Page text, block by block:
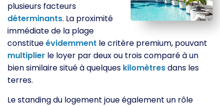
plusieurs facteurs
déterminants. La proximité
immédiate de la plage
constitueévidemment le critère premium, pouvant
multiplier le loyer par deux ou trois comparé à un
bien similaire situé à quelques kilomètresdans les
terres.
Le standing du logement joue également un rôle